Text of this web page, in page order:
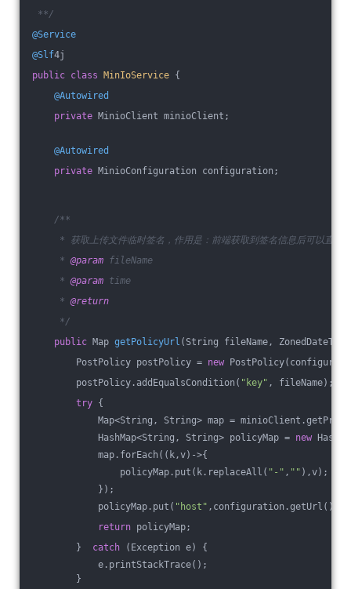
**/
@Service
@Slf4j
public class MinIoService {
@Autowired
private MinioClient minioClient;
@Autowired
private MinioConfiguration configuration;
/**
* 获取上传文件临时签名，作用是：前端获取到签名信息后可以直接
* @param fileName
* @param time
* @return
*/
public Map getPolicyUrl (String fileName,
PostPolicy postPolicy = new
postPolicy.addEqualsCondition( "key" , fileName);
try {
Map<String, String> map =
HashMap<String, String> policyMap = new
map.forEach((k,v)->{
policyMap.put(k.replaceAll( "-" , "" ),v);
});
policyMap.put( "host" ,configuration.getUrl()+
return policyMap;
} catch (Exception e) {
e.printStackTrace();
}